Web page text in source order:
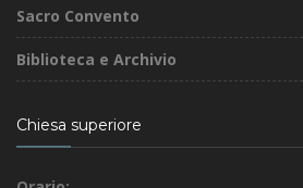
Sacro Convento
Biblioteca e Archivio
Chiesa superiore